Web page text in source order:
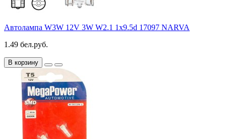
Автолампа W3W 12V 3W W2.1 1x9.5d 17097 NARVA
1.49 бел.руб.
В корзину